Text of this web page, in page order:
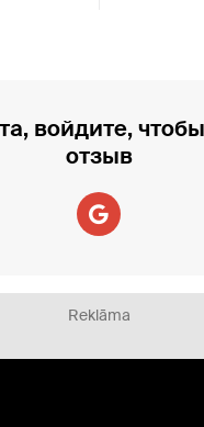
войдите,
отзыв
Reklāma